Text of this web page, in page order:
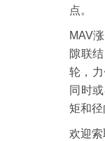
点。
MAV
隙联
轮，
同时
矩和径
欢迎索